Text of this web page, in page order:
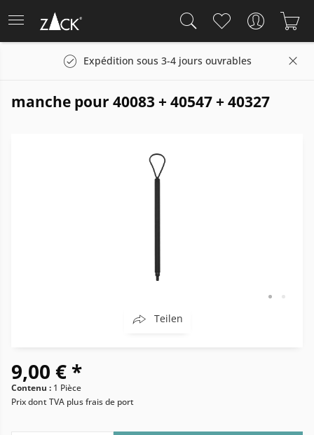
Expédition sous 3-4 jours ouvrables
manche pour 40083 + 40547 + 40327
Teilen
9,00 € *
Contenu : 1 Pièce
Prix dont TVA plus frais de port